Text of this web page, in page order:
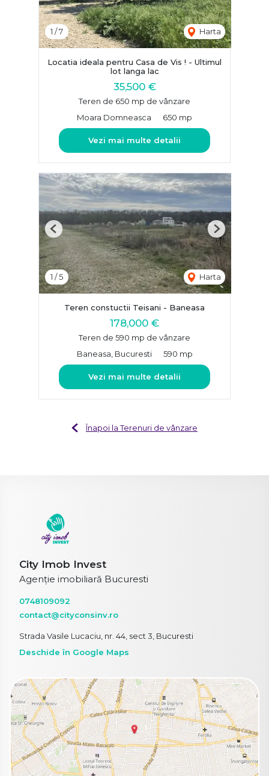
1 /7 Harta
Locatia ideala pentru Casa de Vis ! - Ultimul
lot langa lac
35,500 €
Teren de 650 mp de vânzare
Moara Domneasca
650 mp
Vezi mai multe detalii
1 /5 Harta
Previous Next
Teren constuctii Teisani - Baneasa
178,000 €
Teren de 590 mp de vânzare
Baneasa, Bucuresti
590 mp
Vezi mai multe detalii
Înapoi la Terenuri de vânzare
City Imob Invest
Agenție imobiliară Bucuresti
0748109092
contact@cityconsinv.ro
Strada Vasile Lucaciu, nr. 44, sect 3, Bucuresti
Deschide în Google Maps